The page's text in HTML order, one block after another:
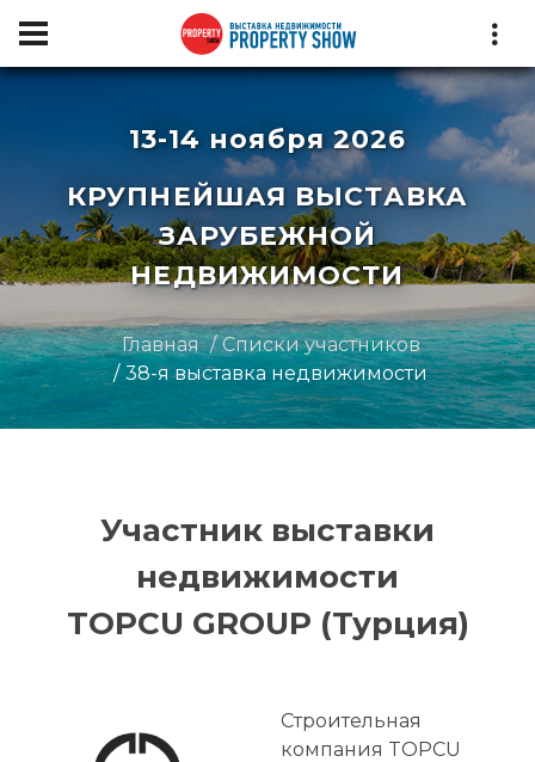
13-14 ноября 2026
КРУПНЕЙШАЯ ВЫСТАВКА
ЗАРУБЕЖНОЙ
НЕДВИЖИМОСТИ
Главная
Списки участников
38-я выставка недвижимости
Участник выставки
недвижимости
TOPCU GROUP (Турция)
Строительная
компания TOPCU